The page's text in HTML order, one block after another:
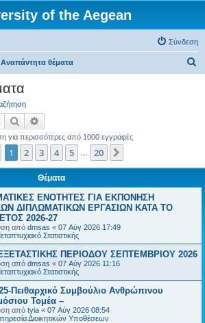
of the Aegean
Σύνδεση
Αναπάντητα θέματα
Αναζήτηση
για περισσότερες από 1000 εγγραφές
Σελίδα από20
1 2 3 4 5 20
Θέματα
ΕΝΟΤΗΤΕΣ ΓΙΑ ΕΚΠΟΝΗΣΗ
ΔΙΠΛΩΜΑΤΙΚΩΝ ΕΡΓΑΣΙΩΝ ΚΑΤΑ ΤΟ
2026-27
από dmsas « 07 Αύγ 2026 17:49
Στατιστικής
ΠΕΡΙΟΔΟΥ ΣΕΠΤΕΜΒΡΙΟΥ 2026
από dmsas « 07 Αύγ 2026 11:16
Στατιστικής
Πειθαρχικό Συμβούλιο Ανθρώπινου
Τομέα –
από tyia « 07 Αύγ 2026 08:54
Διοικητικών Υποθέσεων